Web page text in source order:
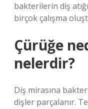
bakterilerin diş
birçok çalışma
Çürüğe
nelerdir?
Diş mirasına
dişler parçalanır.